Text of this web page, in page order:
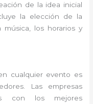
de la idea inicial
la elección de la
música, los horarios y
cualquier evento es
Las empresas
con los mejores